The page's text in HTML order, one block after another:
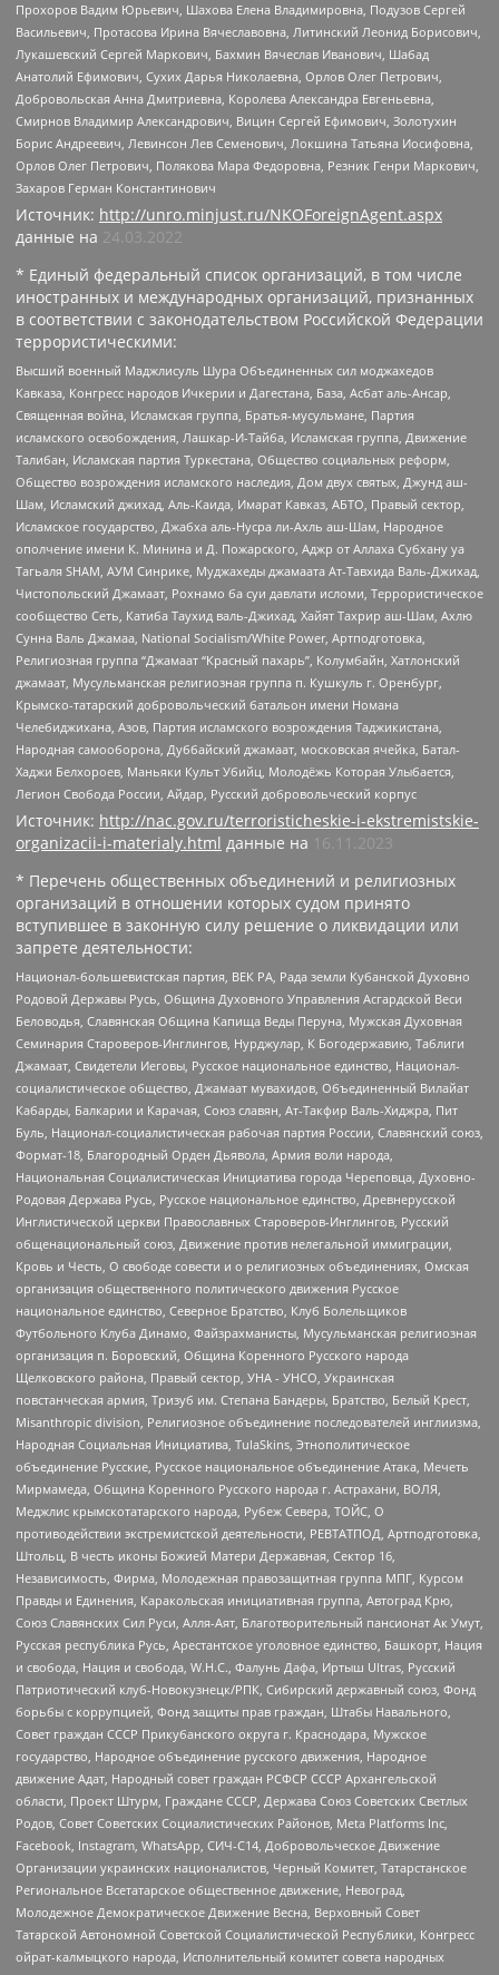
Прохоров Вадим Юрьевич, Шахова Елена Владимировна, Подузов Сергей
Васильевич, Протасова Ирина Вячеславовна, Литинский Леонид Борисович,
Лукашевский Сергей Маркович, Бахмин Вячеслав Иванович, Шабад
Анатолий Ефимович, Сухих Дарья Николаевна, Орлов Олег Петрович,
Добровольская Анна Дмитриевна, Королева Александра Евгеньевна,
Смирнов Владимир Александрович, Вицин Сергей Ефимович, Золотухин
Борис Андреевич, Левинсон Лев Семенович, Локшина Татьяна Иосифовна,
Орлов Олег Петрович, Полякова Мара Федоровна, Резник Генри Маркович,
Захаров Герман Константинович
Источник: http://unro.minjust.ru/NKOForeignAgent.aspx
данные на 24.03.2022
* Единый федеральный список организаций, в том числе
иностранных и международных организаций, признанных
в соответствии с законодательством Российской Федерации
террористическими:
Высший военный Маджлисуль Шура Объединенных сил моджахедов
Кавказа, Конгресс народов Ичкерии и Дагестана, База, Асбат аль-Ансар,
Священная война, Исламская группа, Братья-мусульмане, Партия
исламского освобождения, Лашкар-И-Тайба, Исламская группа, Движение
Талибан, Исламская партия Туркестана, Общество социальных реформ,
Общество возрождения исламского наследия, Дом двух святых, Джунд аш-
Шам, Исламский джихад, Аль-Каида, Имарат Кавказ, АБТО, Правый сектор,
Исламское государство, Джабха аль-Нусра ли-Ахль аш-Шам, Народное
ополчение имени К. Минина и Д. Пожарского, Аджр от Аллаха Субхану уа
Тагьаля SHAM, АУМ Синрике, Муджахеды джамаата Ат-Тавхида Валь-Джихад,
Чистопольский Джамаат, Рохнамо ба суи давлати исломи, Террористическое
сообщество Сеть, Катиба Таухид валь-Джихад, Хайят Тахрир аш-Шам, Ахлю
Сунна Валь Джамаа, National Socialism/White Power, Артподготовка,
Религиозная группа “Джамаат “Красный пахарь”, Колумбайн, Хатлонский
джамаат, Мусульманская религиозная группа п. Кушкуль г. Оренбург,
Крымско-татарский добровольческий батальон имени Номана
Челебиджихана, Азов, Партия исламского возрождения Таджикистана,
Народная самооборона, Дуббайский джамаат, московская ячейка, Батал-
Хаджи Белхороев, Маньяки Культ Убийц, Молодёжь Которая Улыбается,
Легион Свобода России, Айдар, Русский добровольческий корпус
Источник: http://nac.gov.ru/terroristicheskie-i-ekstremistskie-
organizacii-i-materialy.html данные на
16.11.2023
* Перечень общественных объединений и религиозных
организаций в отношении которых судом принято
вступившее в законную силу решение о ликвидации или
запрете деятельности:
Национал-большевистская партия, ВЕК РА, Рада земли Кубанской Духовно
Родовой Державы Русь, Община Духовного Управления Асгардской Веси
Беловодья, Славянская Община Капища Веды Перуна, Мужская Духовная
Семинария Староверов-Инглингов, Нурджулар, К Богодержавию, Таблиги
Джамаат, Свидетели Иеговы, Русское национальное единство, Национал-
социалистическое общество, Джамаат мувахидов, Объединенный Вилайат
Кабарды, Балкарии и Карачая, Союз славян, Ат-Такфир Валь-Хиджра, Пит
Буль, Национал-социалистическая рабочая партия России, Славянский союз,
Формат-18, Благородный Орден Дьявола, Армия воли народа,
Национальная Социалистическая Инициатива города Череповца, Духовно-
Родовая Держава Русь, Русское национальное единство, Древнерусской
Инглистической церкви Православных Староверов-Инглингов, Русский
общенациональный союз, Движение против нелегальной иммиграции,
Кровь и Честь, О свободе совести и о религиозных объединениях, Омская
организация общественного политического движения Русское
национальное единство, Северное Братство, Клуб Болельщиков
Футбольного Клуба Динамо, Файзрахманисты, Мусульманская религиозная
организация п. Боровский, Община Коренного Русского народа
Щелковского района, Правый сектор, УНА - УНСО, Украинская
повстанческая армия, Тризуб им. Степана Бандеры, Братство, Белый Крест,
Misanthropic division, Религиозное объединение последователей инглиизма,
Народная Социальная Инициатива, TulaSkins, Этнополитическое
объединение Русские, Русское национальное объединение Атака, Мечеть
Мирмамеда, Община Коренного Русского народа г. Астрахани, ВОЛЯ,
Меджлис крымскотатарского народа, Рубеж Севера, ТОЙС, О
противодействии экстремистской деятельности, РЕВТАТПОД, Артподготовка,
Штольц, В честь иконы Божией Матери Державная, Сектор 16,
Независимость, Фирма, Молодежная правозащитная группа МПГ, Курсом
Правды и Единения, Каракольская инициативная группа, Автоград Крю,
Союз Славянских Сил Руси, Алля-Аят, Благотворительный пансионат Ак Умут,
Русская республика Русь, Арестантское уголовное единство, Башкорт, Нация
и свобода, Нация и свобода, W.H.С., Фалунь Дафа, Иртыш Ultras, Русский
Патриотический клуб-Новокузнецк/РПК, Сибирский державный союз, Фонд
борьбы с коррупцией, Фонд защиты прав граждан, Штабы Навального,
Совет граждан СССР Прикубанского округа г. Краснодара, Мужское
государство, Народное объединение русского движения, Народное
движение Адат, Народный совет граждан РСФСР СССР Архангельской
области, Проект Штурм, Граждане СССР, Держава Союз Советских Светлых
Родов, Совет Советских Социалистических Районов, Meta Platforms Inc,
Facebook, Instagram, WhatsApp, СИЧ-С14, Добровольческое Движение
Организации украинских националистов, Черный Комитет, Татарстанское
Региональное Всетатарское общественное движение, Невоград,
Молодежное Демократическое Движение Весна, Верховный Совет
Татарской Автономной Советской Социалистической Республики, Конгресс
ойрат-калмыцкого народа, Исполнительный комитет совета народных